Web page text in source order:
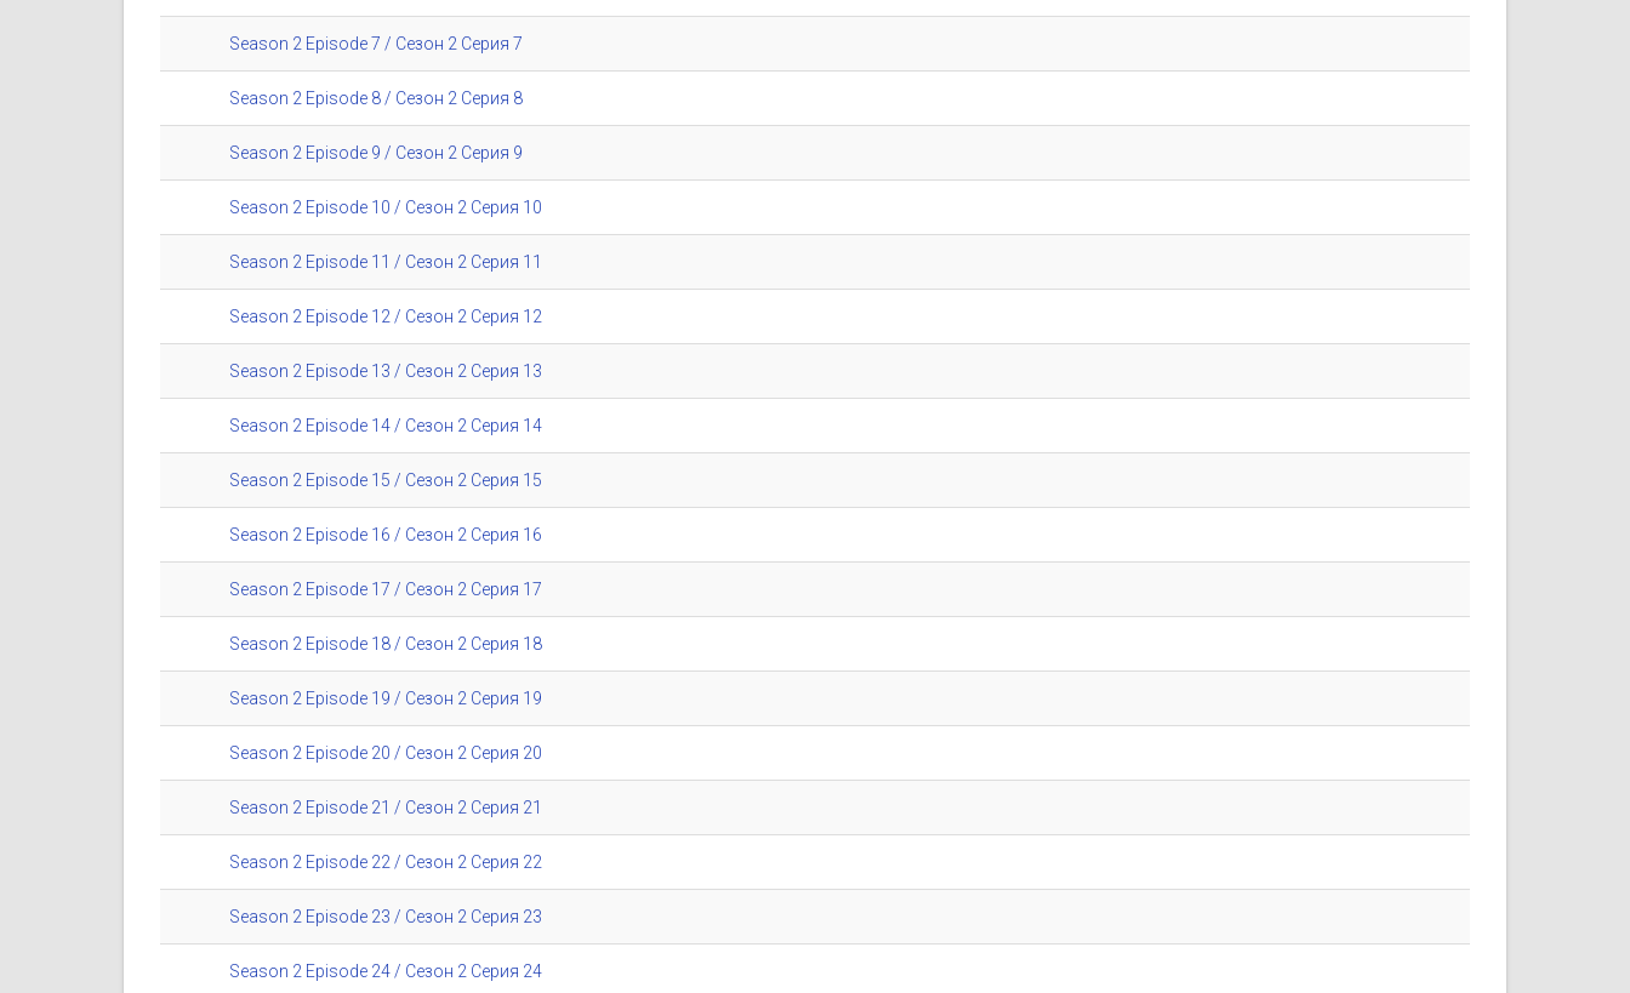
Season 2 Episode 7 / Сезон 2 Серия 7
Season 2 Episode 8 / Сезон 2 Серия 8
Season 2 Episode 9 / Сезон 2 Серия 9
Season 2 Episode 10 / Сезон 2 Серия 10
Season 2 Episode 11 / Сезон 2 Серия 11
Season 2 Episode 12 / Сезон 2 Серия 12
Season 2 Episode 13 / Сезон 2 Серия 13
Season 2 Episode 14 / Сезон 2 Серия 14
Season 2 Episode 15 / Сезон 2 Серия 15
Season 2 Episode 16 / Сезон 2 Серия 16
Season 2 Episode 17 / Сезон 2 Серия 17
Season 2 Episode 18 / Сезон 2 Серия 18
Season 2 Episode 19 / Сезон 2 Серия 19
Season 2 Episode 20 / Сезон 2 Серия 20
Season 2 Episode 21 / Сезон 2 Серия 21
Season 2 Episode 22 / Сезон 2 Серия 22
Season 2 Episode 23 / Сезон 2 Серия 23
Season 2 Episode 24 / Сезон 2 Серия 24